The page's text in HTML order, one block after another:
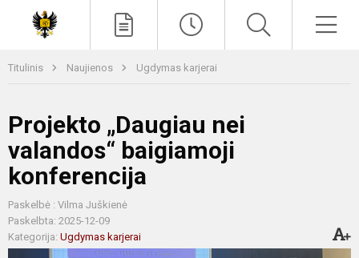
Titulinis Naujienos Ugdymas karjerai
Projekto „Daugiau nei
valandos“ baigiamoji
konferencija
Paskelbė : Vilma Juškienė
Paskelbta: 2025-12-09
Kategorija: Ugdymas karjerai